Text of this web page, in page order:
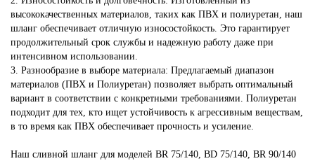
высококачественных материалов, таких как ПВХ и полиуретан, наш
шланг обеспечивает отличную износостойкость. Это гарантирует
продолжительный срок службы и надежную работу даже при
интенсивном использовании.
3. Разнообразие в выборе материала: Предлагаемый диапазон
материалов (ПВХ и Полиуретан) позволяет выбрать оптимальный
вариант в соответствии с конкретными требованиями. Полиуретан
подходит для тех, кто ищет устойчивость к агрессивным веществам,
в то время как ПВХ обеспечивает прочность и усиление.
Наш сливной шланг для моделей BR 75/140, BD 75/140, BR 90/140